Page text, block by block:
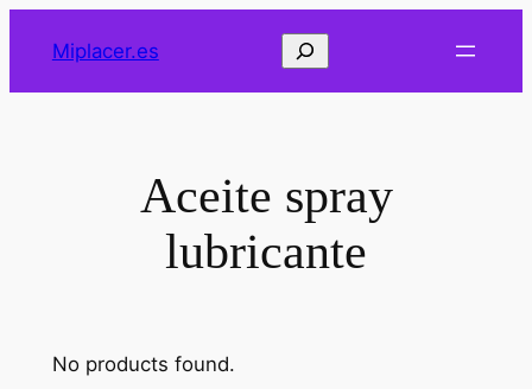
Miplacer.es Buscar
Aceite spray
lubricante
No products found.